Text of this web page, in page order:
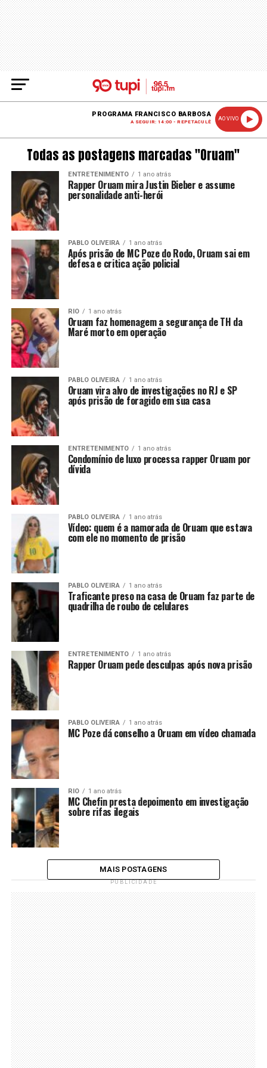
PROGRAMA FRANCISCO BARBOSA
A SEGUIR: 14:00 - REPETACULÊ
AO VIVO
Todas as postagens marcadas "Oruam"
ENTRETENIMENTO 1 ano atrás
Rapper Oruam mira Justin Bieber e assume
personalidade anti-herói
PABLO OLIVEIRA 1 ano atrás
Após prisão de MC Poze do Rodo, Oruam sai em
defesa e critica ação policial
RIO 1 ano atrás
Oruam faz homenagem a segurança de TH da
Maré morto em operação
PABLO OLIVEIRA 1 ano atrás
Oruam vira alvo de investigações no RJ e SP
após prisão de foragido em sua casa
ENTRETENIMENTO 1 ano atrás
Condomínio de luxo processa rapper Oruam por
dívida
PABLO OLIVEIRA 1 ano atrás
Vídeo: quem é a namorada de Oruam que estava
com ele no momento de prisão
PABLO OLIVEIRA 1 ano atrás
Traficante preso na casa de Oruam faz parte de
quadrilha de roubo de celulares
ENTRETENIMENTO 1 ano atrás
Rapper Oruam pede desculpas após nova prisão
PABLO OLIVEIRA 1 ano atrás
MC Poze dá conselho a Oruam em vídeo chamada
RIO 1 ano atrás
MC Chefin presta depoimento em investigação
sobre rifas ilegais
MAIS POSTAGENS
PUBLICIDADE